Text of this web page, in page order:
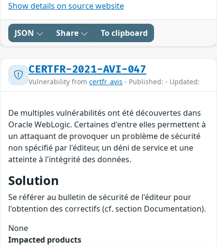
Show details on source website
JSON Share To clipboard
CERTFR-2021-AVI-047
Vulnerability from certfr_avis - Published: - Updated:
De multiples vulnérabilités ont été découvertes dans
Oracle WebLogic. Certaines d'entre elles permettent à
un attaquant de provoquer un problème de sécurité
non spécifié par l'éditeur, un déni de service et une
atteinte à l'intégrité des données.
Solution
Se référer au bulletin de sécurité de l'éditeur pour
l'obtention des correctifs (cf. section Documentation).
None
Impacted products